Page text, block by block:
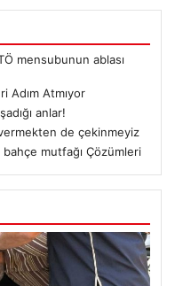
mensubunun ablası
Adım Atmıyor
anlar!
de çekinmeyiz
mutfağı Çözümleri